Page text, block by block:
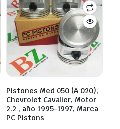
Pistones Med 050 (A 020),
Chevrolet Cavalier, Motor
2.2 , año 1995-1997, Marca
PC Pistons